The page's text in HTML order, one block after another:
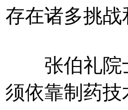
存在诸多挑
张伯礼院士
须依靠制药